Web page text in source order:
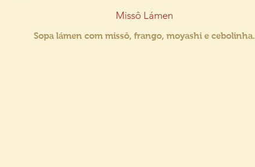
Missô Lámen
Sopa lámen com missô, frango, moyashi e cebolinha.